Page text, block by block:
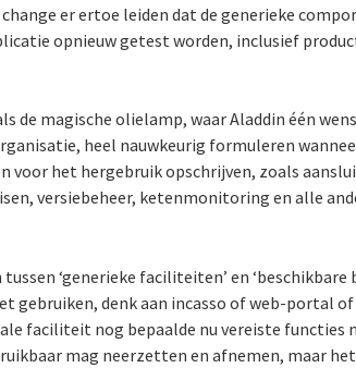
change er ertoe leiden dat de generieke
opnieuw getest worden, inclusief
de magische olielamp, waar Aladdin één
heel nauwkeurig formuleren
voor het hergebruik opschrijven, zoals
versiebeheer, ketenmonitoring en alle
‘generieke faciliteiten’ en ‘beschikbare
gebruiken, denk aan incasso of web-portal
faciliteit nog bepaalde nu vereiste functies
mag neerzetten en afnemen, maar het